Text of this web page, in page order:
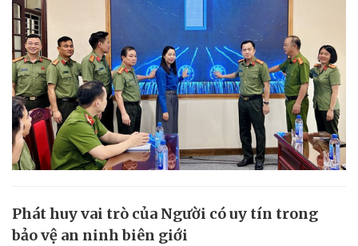
Phát huy vai trò của Người có uy tín trong
bảo vệ an ninh biên giới